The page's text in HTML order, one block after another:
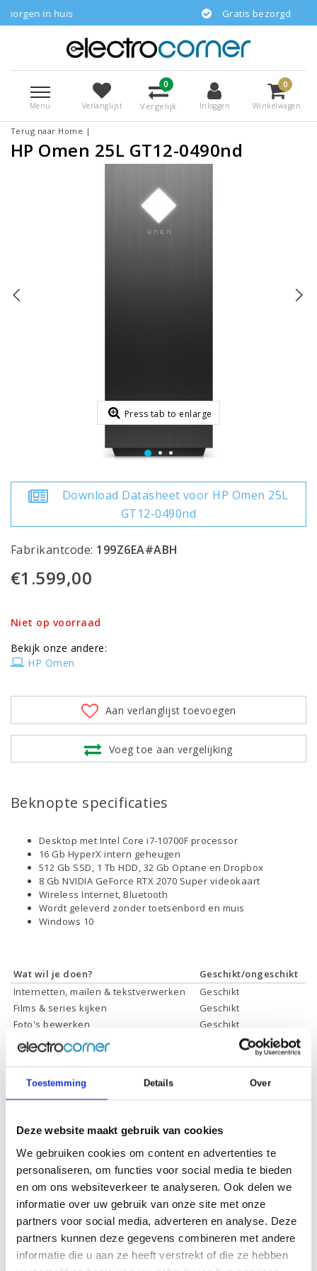
Toestemming Details Over
Deze website maakt gebruik van cookies
We gebruiken cookies om content en advertenties te
personaliseren, om functies voor social media te bieden
en om ons websiteverkeer te analyseren. Ook delen we
informatie over uw gebruik van onze site met onze
partners voor social media, adverteren en analyse. Deze
partners kunnen deze gegevens combineren met andere
informatie die u aan ze heeft verstrekt of die ze hebben
huis Gratis bezorgd
Menu Verlanglijst
0
Vergelijk Inloggen
0
Winkelwagen
Terug naar Home |
HP Omen 25L GT12-0490nd
Press tab to enlarge
Download Datasheet voor HP Omen 25L
GT12-0490nd
Fabrikantcode: 199Z6EA#ABH
€1.599,00
Niet op voorraad
Bekijk onze andere:
HP Omen
Aan verlanglijst toevoegen
Voeg toe aan vergelijking
Beknopte specificaties
Desktop met Intel Core i7-10700F processor
16 Gb HyperX intern geheugen
512 Gb SSD, 1 Tb HDD, 32 Gb Optane en Dropbox
8 Gb NVIDIA GeForce RTX 2070 Super videokaart
Wireless Internet, Bluetooth
Wordt geleverd zonder toetsenbord en muis
Windows 10
Wat wil je doen?
Geschikt/ongeschikt
Internetten, mailen & tekstverwerken
Geschikt
Films & series kijken
Geschikt
Foto's bewerken
Geschikt
Video's bewerken
Geschikt
Gamen
* Systeemvereisten zijn sterk afhankelijk van de games die u wilt spelen,
controleer dit eerst en bepaal daarop uw keuze.
Specificaties
Processor:
Intel Core i7-10700F
Processor
cachegeheugen:
16 Mb
Processor kernen:
8
Processor